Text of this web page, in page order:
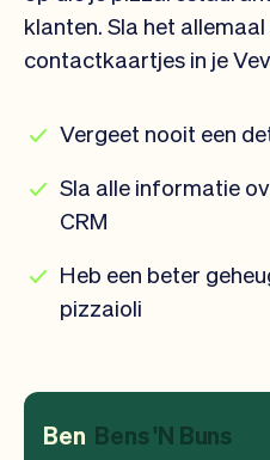
klanten. Sla het allemaal
contactkaartjes in je
Vergeet nooit een
Sla alle informatie
CRM
Heb een beter
pizzaioli
Ben Bens 'N Buns